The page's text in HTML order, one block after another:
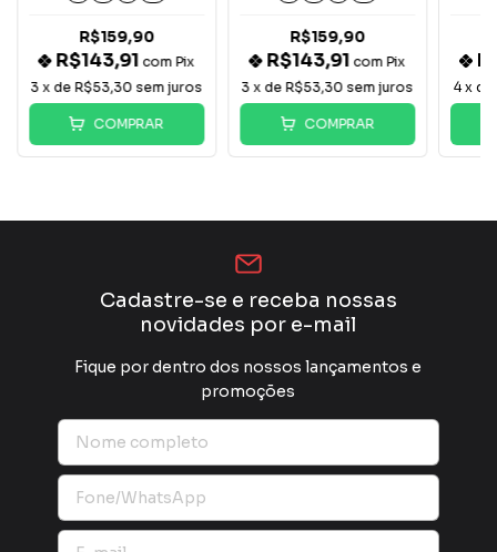
R$159,90
R$143,91com Pix
3 x deR$53,30 sem juros
COMPRAR
R$159,90
R$143,91com Pix
3 x deR$53,30 sem juros
COMPRAR
4 x de
Cadastre-se e receba nossas
novidades por e-mail
Fique por dentro dos nossos lançamentos e
promoções